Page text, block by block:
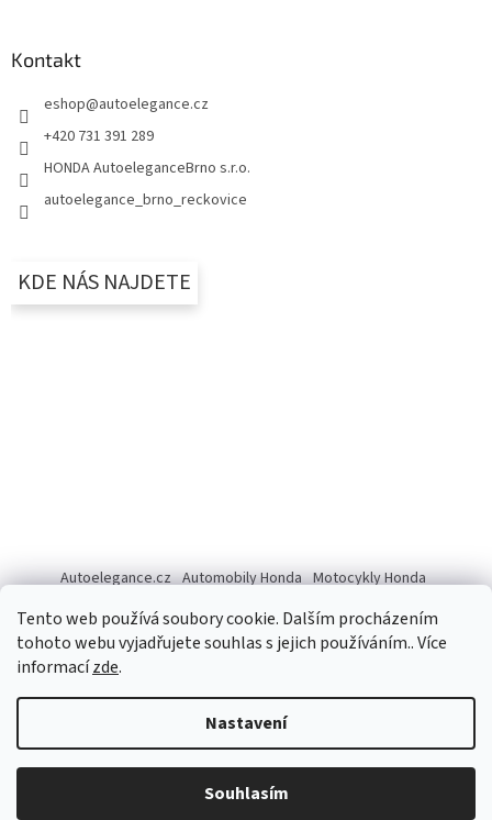
Tento web používá soubory cookie. Dalším procházením
tohoto webu vyjadřujete souhlas s jejich používáním.. Více
informacízde.
Nastavení
Souhlasím
Kontakt
eshop@autoelegance.cz
+420 731 391 289
HONDA AutoeleganceBrno s.r.o.
autoelegance_brno_reckovice
KDE NÁS NAJDETE
Autoelegance.cz Automobily Honda Motocykly Honda
Copyright 2026Autoelegance Brno s.r.o.. Všechna práva
vyhrazena.